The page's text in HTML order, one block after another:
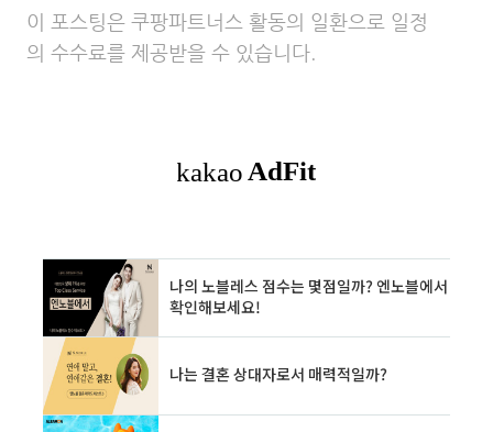
이 포스팅은 쿠팡파트너스 활동의 일환으로 일정
의 수수료를 제공받을 수 있습니다.